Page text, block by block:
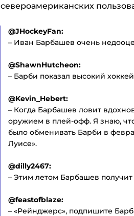
североамериканских
@JHockeyFan:
– Иван Барбашев очень
@ShawnHutcheon:
– Барби показал высокий
@Kevin_Hebert:
– Когда Барбашев ловит
оружием в плей-офф. Я знаю,
было обменивать Барби в
Луисе».
@dilly2467:
– Этим летом Барбашев
@feastofblaze:
– «Рейнджерс», подпишите